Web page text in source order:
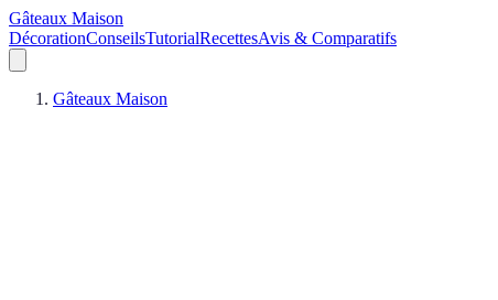
Gâteaux Maison
DécorationConseilsTutorialRecettesAvis & Comparatifs
Gâteaux Maison